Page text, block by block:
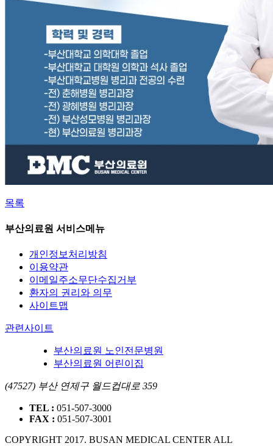
목록
부산의료원 서비스메뉴
개인정보처리방침
이용약관
이메일주소무단수집거부
환자의 권리와 의무
사이트맵
관련사이트
부산의료원 노인전문병원
부산의료원 어린이집
(47527) 부산 연제구 월드컵대로 359
TEL : 051-507-3000
FAX : 051-507-3001
COPYRIGHT 2017. BUSAN MEDICAL CENTER ALL